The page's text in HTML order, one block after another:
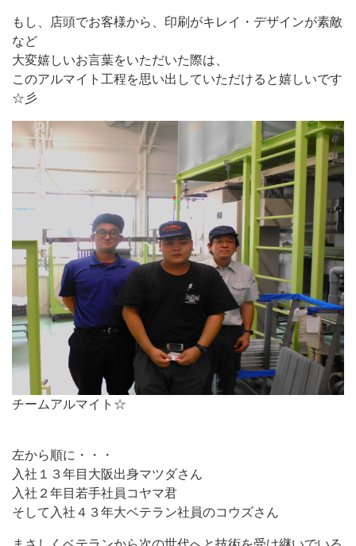
もし、店頭でお客様から、印刷がキレイ・デザインが素敵
など
大変嬉しいお言葉をいただいた際は、
このアルマイト工程を思い出していただけると嬉しいです
☆彡
チームアルマイト☆
左から順に・・・
入社１３年目大阪出身マツダさん
入社２年目若手社員コヤマ君
そして入社４３年大ベテラン社員のコウズさん